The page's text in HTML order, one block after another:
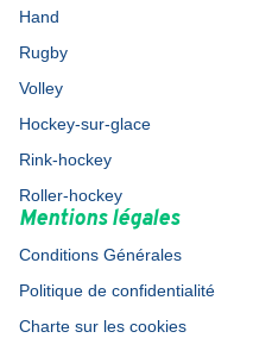
Hand
Rugby
Volley
Hockey-sur-glace
Rink-hockey
Roller-hockey
Mentions légales
Conditions Générales
Politique de confidentialité
Charte sur les cookies